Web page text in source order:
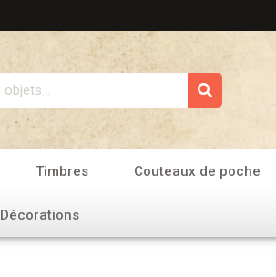
Timbres Couteaux de poche
Décorations